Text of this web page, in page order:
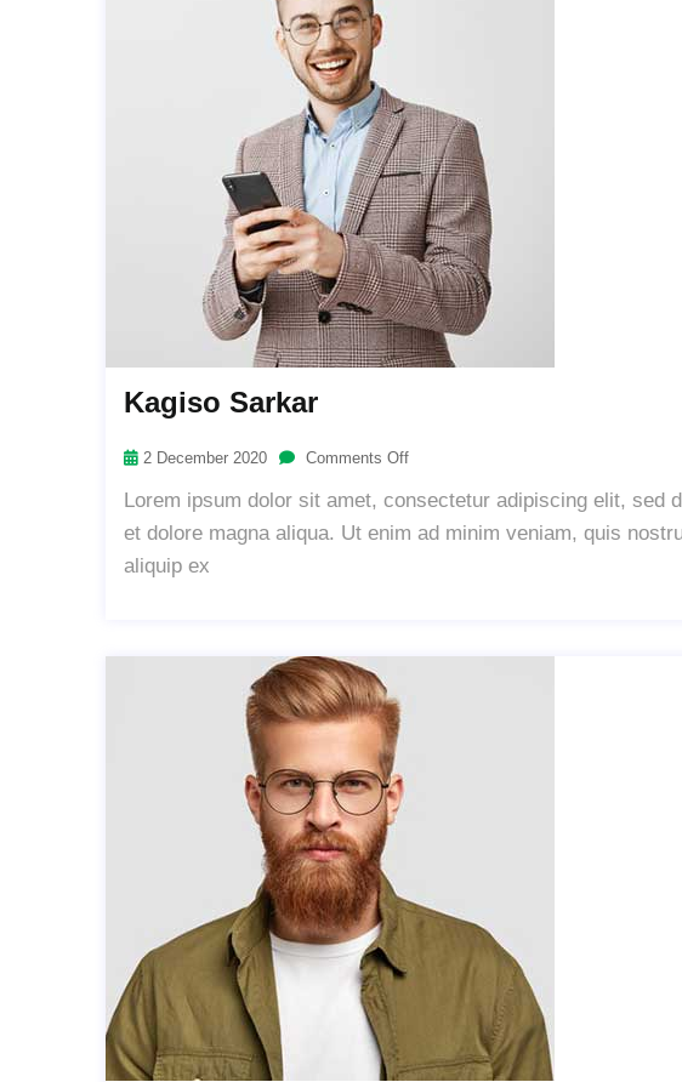
Kagiso Sarkar
2 December 2020 Comments Off
Lorem ipsum dolor sit amet, consectetur adipiscing elit, sed
et dolore magna aliqua. Ut enim ad minim veniam, quis
aliquip ex